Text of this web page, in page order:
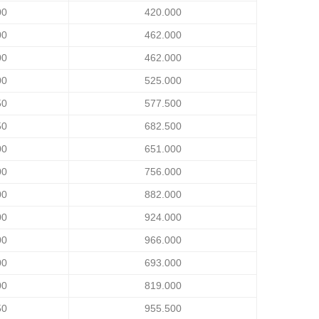
420.000
462.000
462.000
525.000
577.500
682.500
651.000
756.000
882.000
924.000
966.000
693.000
819.000
955.500